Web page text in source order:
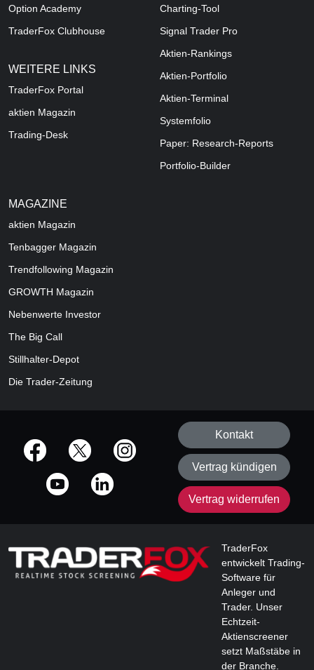
Option Academy
TraderFox Clubhouse
WEITERE LINKS
TraderFox Portal
aktien Magazin
Trading-Desk
Charting-Tool
Signal Trader Pro
Aktien-Rankings
Aktien-Portfolio
Aktien-Terminal
Systemfolio
Paper: Research-Reports
Portfolio-Builder
MAGAZINE
aktien Magazin
Tenbagger Magazin
Trendfollowing Magazin
GROWTH Magazin
Nebenwerte Investor
The Big Call
Stillhalter-Depot
Die Trader-Zeitung
offizielle Social Media-Accounts
Kontakt
Vertrag kündigen
Vertrag widerrufen
TraderFox
entwickelt Trading-
Software für
Anleger und
Trader. Unser
Echtzeit-
Aktienscreener
setzt Maßstäbe in
der Branche.